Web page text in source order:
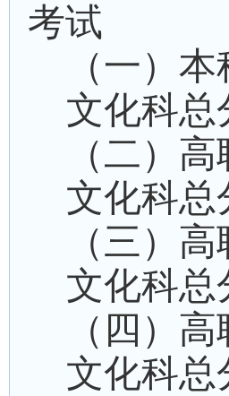
考试
（一）
文化科总
（二）
文化科总
（三）
文化科总
（四）
文化科总